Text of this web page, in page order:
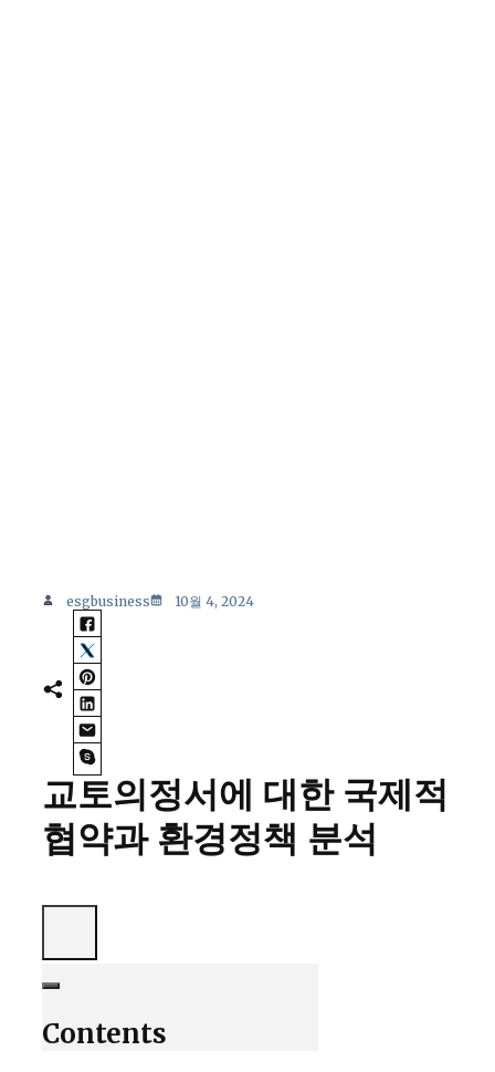
esgbusiness 10월 4, 2024
교토의정서에 대한 국제적
협약과 환경정책 분석
Contents